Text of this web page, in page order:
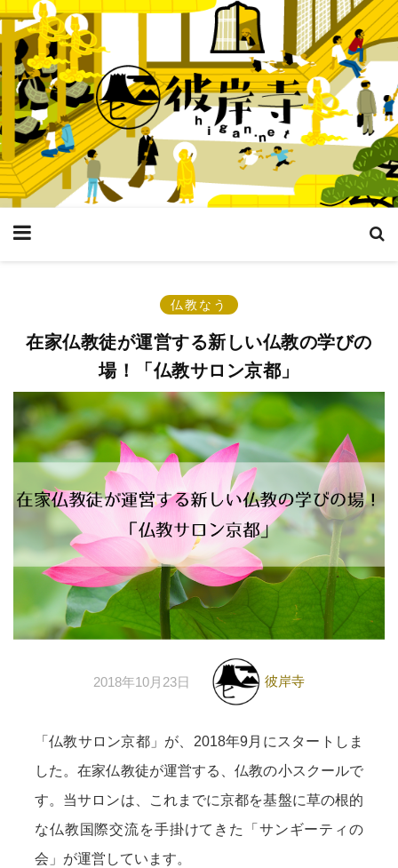
仏教なう
在家仏教徒が運営する新しい仏教の学びの
場！「仏教サロン京都」
2018年10月23日 彼岸寺
「仏教サロン京都」が、2018年9月にスタートしま
した。在家仏教徒が運営する、仏教の小スクールで
す。当サロンは、これまでに京都を基盤に草の根的
な仏教国際交流を手掛けてきた「サンギーティの
会」が運営しています。